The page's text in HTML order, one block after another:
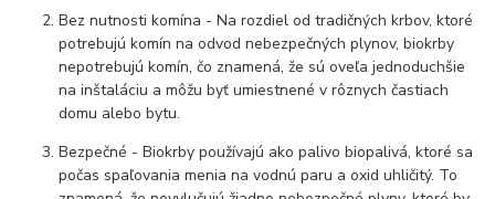
Bez nutnosti komína - Na rozdiel od tradičných krbov, ktoré
potrebujú komín na odvod nebezpečných plynov, biokrby
nepotrebujú komín, čo znamená, že sú oveľa jednoduchšie
na inštaláciu a môžu byť umiestnené v rôznych častiach
domu alebo bytu.
Bezpečné - Biokrby používajú ako palivo biopalivá, ktoré sa
počas spaľovania menia na vodnú paru a oxid uhličitý. To